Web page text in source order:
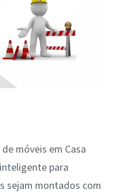
móveis em Casa
para
sejam montados com